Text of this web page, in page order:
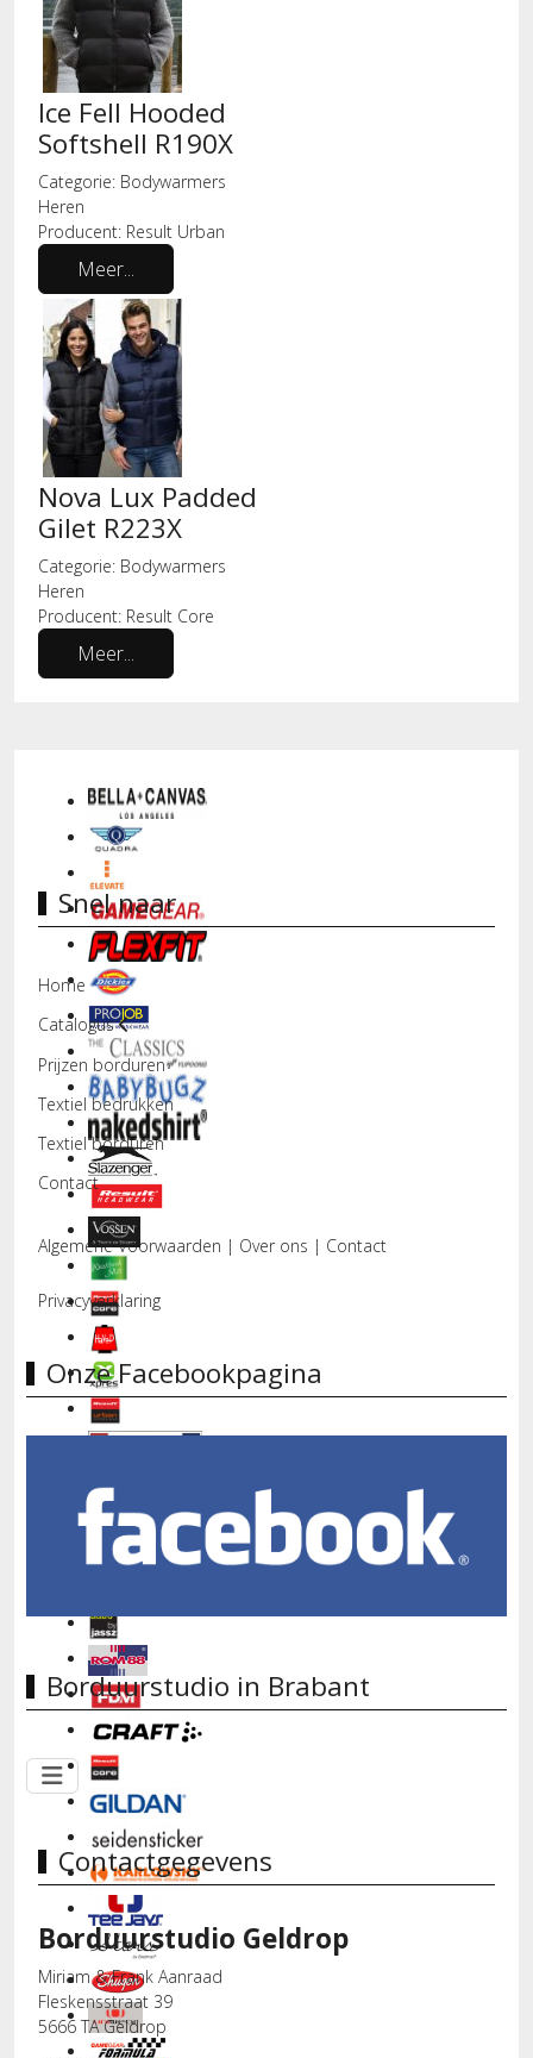
Ice Fell Hooded
Softshell R190X
Categorie: Bodywarmers
Heren
Producent: Result Urban
Meer...
Nova Lux Padded
Gilet R223X
Categorie: Bodywarmers
Heren
Producent: Result Core
Meer...
Snel naar
Home
Catalogus
Prijzen borduren
Textiel bedrukken
Textiel borduren
Contact
Algemene Voorwaarden | Over ons | Contact
Privacyverklaring
Onze Facebookpagina
Borduurstudio in Brabant
Contactgegevens
Borduurstudio Geldrop
Miriam & Frank Aanraad
Fleskensstraat 39
5666 TA Geldrop